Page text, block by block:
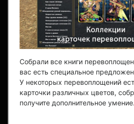
Собрали все книги
вас есть специальное
У некоторых перевоплощений
карточки различных цветов,
получите дополнительное умение.